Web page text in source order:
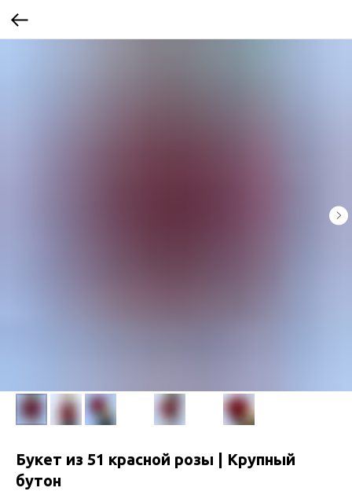
Букет из 51 красной розы | Крупный
бутон